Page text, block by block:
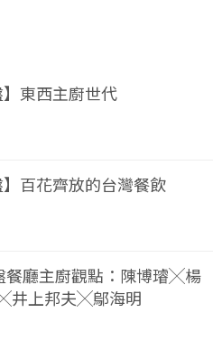
】東西主廚世代
】百花齊放的台灣餐飲
餐廳主廚觀點：陳博璿╳楊
井上邦夫╳鄔海明